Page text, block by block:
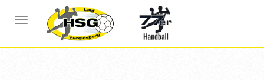
NAVIGATION UMSCHALTEN
BERICHTE HSG1